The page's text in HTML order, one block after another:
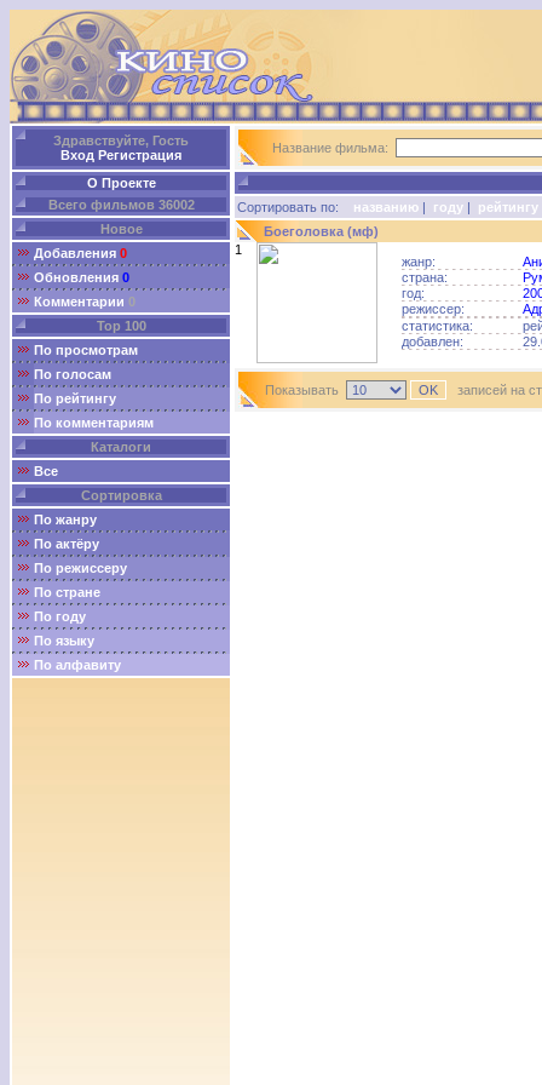
Здравствуйте, Гость
Вход Регистрация
О Проекте
Всего фильмов 36002
Новое
Добавления 0
Обновления 0
Комментарии 0
Top 100
По просмотрам
По голосам
По рейтингу
По комментариям
Каталоги
Все
Сортировка
По жанру
По актёру
По режиссеру
По стране
По году
По языку
По алфавиту
Название фильма:
Сортировать по: названию | году | рейтингу
Боеголовка (мф)
1
жанр:
страна:
год:
режиссер:
статистика:
добавлен:
Показывать записей на